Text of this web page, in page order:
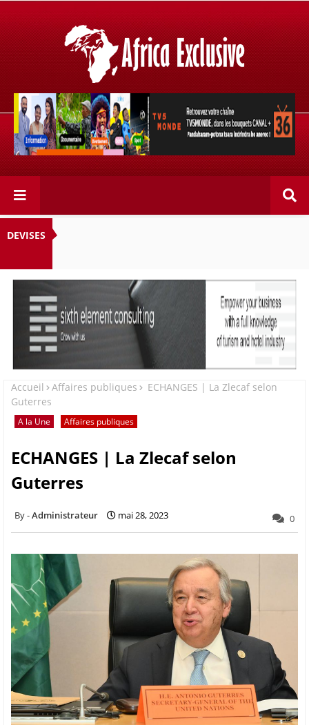
Retrouvez votre chaîne @TV5MONDE, dans les bouquets
CANAL+ 36 . Fandaharam-potoana tsara indrindra ho
anareo!
DEVISES
Accueil Affaires publiques
ECHANGES | La Zlecaf selon
Guterres
A la Une Affaires publiques
ECHANGES | La Zlecaf selon
Guterres
Administrateur mai 28, 2023 0